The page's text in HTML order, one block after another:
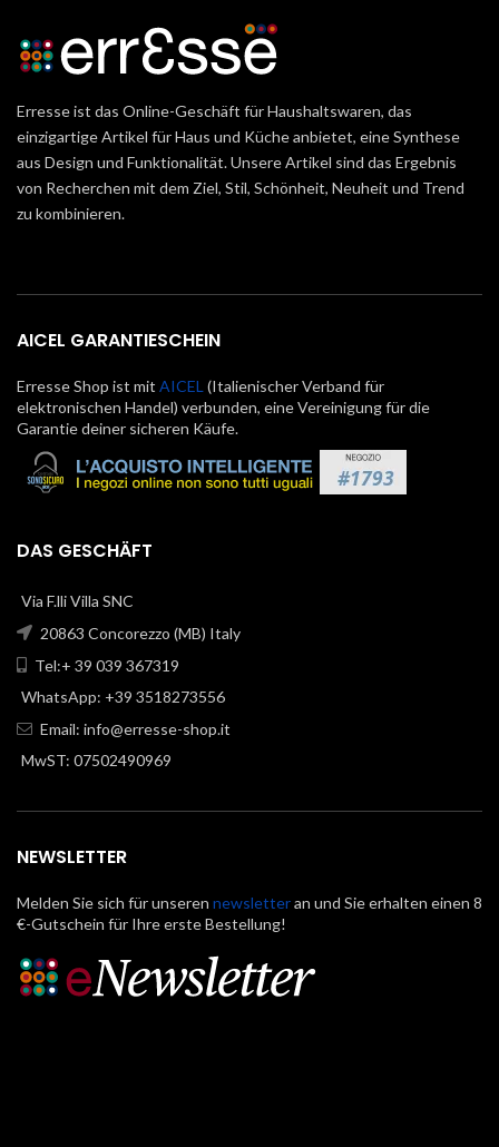
Erresse ist das Online-Geschäft für Haushaltswaren, das
einzigartige Artikel für Haus und Küche anbietet, eine Synthese
aus Design und Funktionalität. Unsere Artikel sind das Ergebnis
von Recherchen mit dem Ziel, Stil, Schönheit, Neuheit und Trend
zu kombinieren.
AICEL GARANTIESCHEIN
Erresse Shop ist mit AICEL (Italienischer Verband für
elektronischen Handel) verbunden, eine Vereinigung für die
Garantie deiner sicheren Käufe.
DAS GESCHÄFT
Via F.lli Villa SNC
20863 Concorezzo (MB) Italy
Tel:+ 39 039 367319
WhatsApp: +39 3518273556
Email: info@erresse-shop.it
MwST: 07502490969
NEWSLETTER
Melden Sie sich für unseren newsletteran und Sie erhalten einen 8
€-Gutschein für Ihre erste Bestellung!